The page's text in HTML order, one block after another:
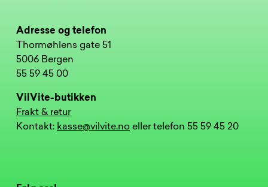
Adresse og telefon
Thormøhlens gate 51
5006 Bergen
55 59 45 00
VilVite-butikken
Frakt & retur
Kontakt: kasse@vilvite.no eller telefon 55 59 45 20